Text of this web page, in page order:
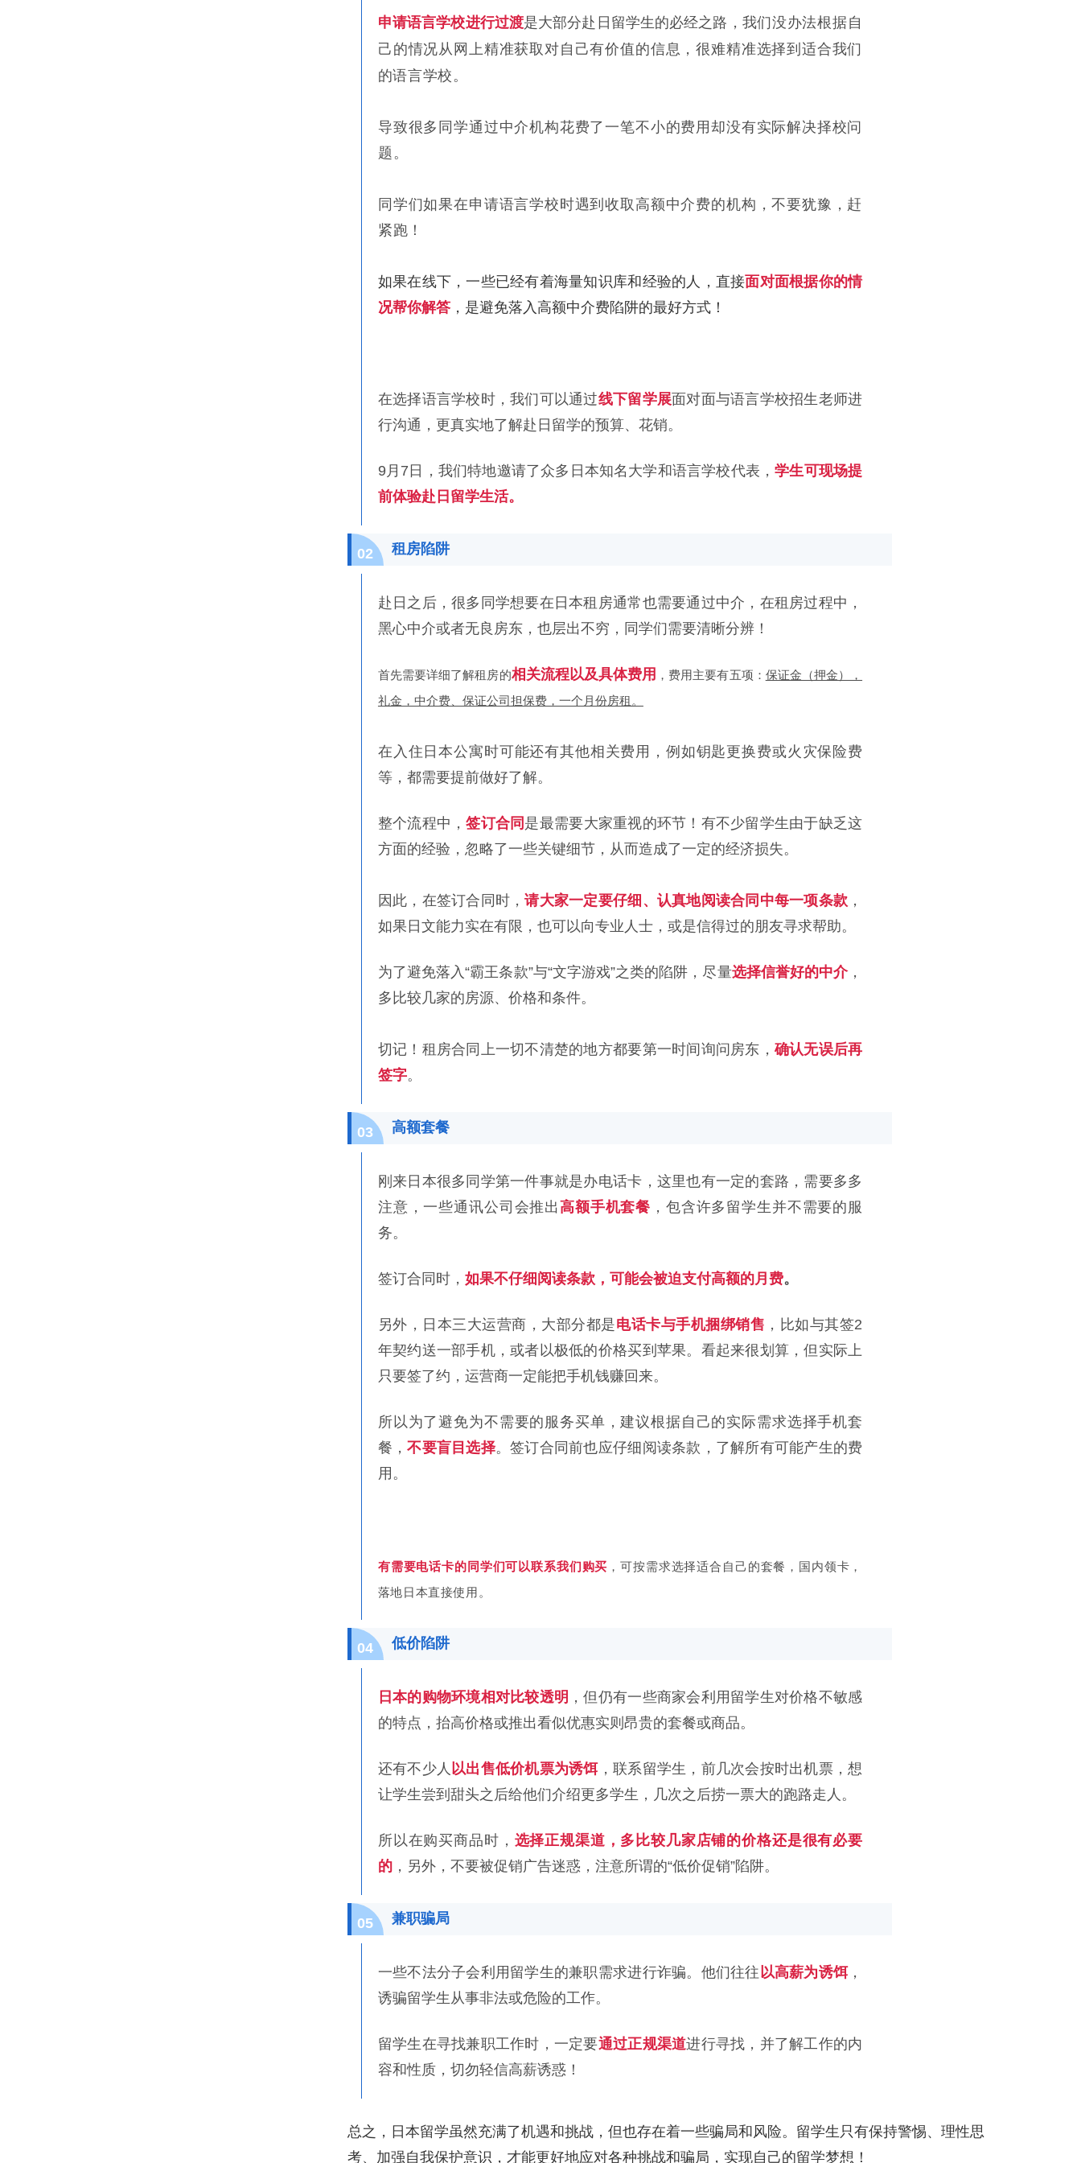
申请语言学校进行过渡是大部分赴日留学生的必经之路， 我们没办法根据自
己的情况从网上精准获取对自己有价值的信息，很难精准选择到适合我们
的语言学校。
导致很多同学通过中介机构花费了一笔不小的费用却没有实际解决择校问
题。
同学们如果在申请语言学校时遇到收取高额中介费的机构，不要犹豫，赶
紧跑！
如果在线下，一些已经有着海量知识库和经验的人，直接面对面根据你的情
况帮你解答，是避免落入高额中介费陷阱的最好方式！
在选择语言学校时，我们可以通过线下留学展面对面与语言学校招生老师进
行沟通，更真实地了解赴日留学的预算、花销。
9月7日，我们特地邀请了众多日本知名大学和语言学校代表，学生可现场提
前体验赴日留学生活。
02 租房陷阱
赴日之后，很多同学想要在日本租房通常也需要通过中介，在租房过程中，
黑心中介或者无良房东，也层出不穷，同学们需要清晰分辨！
首先需要详细了解租房的相关流程以及具体费用 ，费用主要有五项： 保证金（押金），
礼金，中介费、保证公司担保费，一个月份房租。
在入住日本公寓时可能还有其他相关费用，例如钥匙更换费或火灾保险费
等，都需要提前做好了解。
整个流程中，签订合同 是最需要大家重视的环节！有不少留学生由于缺乏这
方面的经验，忽略了一些关键细节，从而造成了一定的经济损失。
因此，在签订合同时，请大家一定要仔细、认真地阅读合同中每一项条款 ，
如果日文能力实在有限，也可以向专业人士，或是信得过的朋友寻求帮助。
为了避免落入“霸王条款”与“文字游戏”之类的陷阱，尽量选择信誉好的中介，
多比较几家的房源、价格和条件。
切记！租房合同上一切不清楚的地方都要第一时间询问房东，确认无误后再
签字。
03 高额套餐
刚来日本很多同学第一件事就是办电话卡，这里也有一定的套路，需要多多
注意，一些通讯公司会推出高额手机套餐 ，包含许多留学生并不需要的服
务。
签订合同时， 如果不仔细阅读条款，可能会被迫支付高额的月费。
另外，日本三大运营商，大部分都是电话卡与手机捆绑销售 ，比如与其签2
年契约送一部手机，或者以极低的价格买到苹果。看起来很划算，但实际上
只要签了约，运营商一定能把手机钱赚回来。
所以为了避免为不需要的服务买单，建议根据自己的实际需求选择手机套
餐，不要盲目选择。签订合同前也应仔细阅读条款，了解所有可能产生的费
用。
有需要电话卡的同学们可以联系我们购买 ，可按需求选择适合自己的套餐，国内领卡，
落地日本直接使用。
04 低价陷阱
日本的购物环境相对比较透明 ，但仍有一些商家会利用留学生对价格不敏感
的特点，抬高价格或推出看似优惠实则昂贵的套餐或商品。
还有不少人 以出售低价机票为诱饵，联系留学生，前几次会按时出机票，想
让学生尝到甜头之后给他们介绍更多学生，几次之后捞一票大的跑路走人。
所以在购买商品时， 选择正规渠道，多比较几家店铺的价格还是很有必要
的，另外，不要被促销广告迷惑，注意所谓的“低价促销”陷阱。
05 兼职骗局
一些不法分子会利用留学生的兼职需求进行诈骗。他们往往以高薪为诱饵，
诱骗留学生从事非法或危险的工作。
留学生在寻找兼职工作时，一定要通过正规渠道进行寻找，并了解工作的内
容和性质，切勿轻信高薪诱惑！
总之，日本留学虽然充满了机遇和挑战，但也存在着一些骗局和风险。留学生只有保持警惕、理性思
考、加强自我保护意识，才能更好地应对各种挑战和骗局，实现自己的留学梦想！